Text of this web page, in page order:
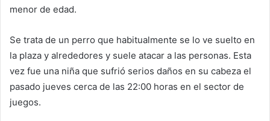
menor de edad.
Se trata de un perro que habitualmente se lo ve suelto en
la plaza y alrededores y suele atacar a las personas. Esta
vez fue una niña que sufrió serios daños en su cabeza el
pasado jueves cerca de las 22:00 horas en el sector de
juegos.